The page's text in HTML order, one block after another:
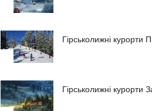
Гірськолижні курорти
Гірськолижні курорти